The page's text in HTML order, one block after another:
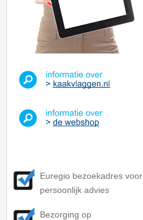
Euregio bezoekadres voor
persoonlijk advies
Bezorging op